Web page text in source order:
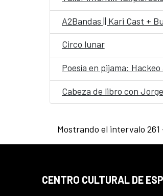
A2Bandas || Kari Cast +
Circo lunar
Poesía en pijama: Hackeo
Cabeza de libro con
Mostrando el intervalo 261
CENTRO CULTURAL DE